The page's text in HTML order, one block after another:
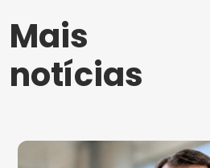
Mais
notícias